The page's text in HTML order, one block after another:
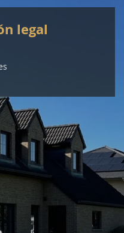
legal